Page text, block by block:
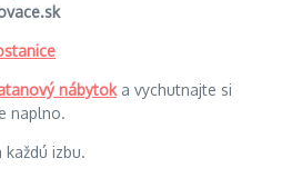
nábytoka vychutnajte si
naplno.
každú izbu.